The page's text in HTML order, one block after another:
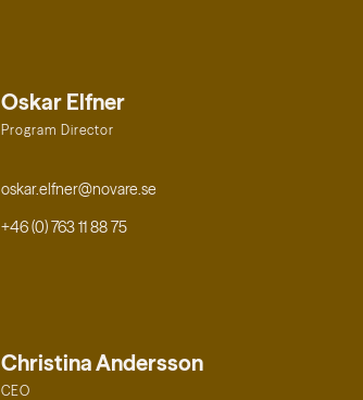
Oskar Elfner
Program Director
oskar.elfner@novare.se
+46 (0) 763 11 88 75
Christina Andersson
CEO